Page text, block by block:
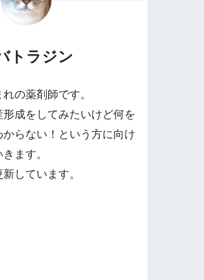
トラジン
の薬剤師です。
成をしてみたいけど何を
らない！という方に向け
ます。
しています。